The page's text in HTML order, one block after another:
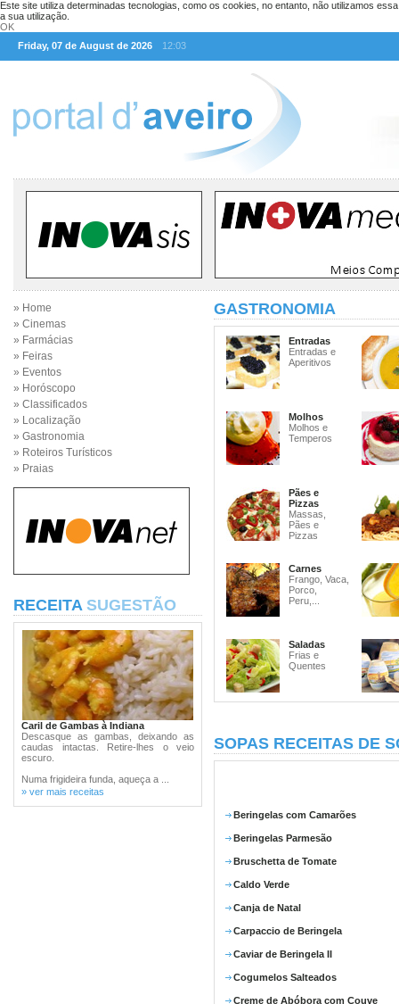
Este site utiliza determinadas tecnologias, como os cookies, no entanto, não utilizamos
a sua utilização.
OK
Friday, 07 de August de 2026
12:03
» Home
» Cinemas
» Farmácias
» Feiras
» Eventos
» Horóscopo
» Classificados
» Localização
» Gastronomia
» Roteiros Turísticos
» Praias
RECEITA SUGESTÃO
Caril de Gambas à Indiana
Descasque as gambas, deixando as
caudas intactas. Retire-lhes o veio
escuro.
Numa frigideira funda, aqueça a ...
» ver mais receitas
GASTRONOMIA
Entradas
Entradas e
Aperitivos
Molhos
Molhos e
Temperos
Pães e
Pizzas
Massas,
Pães e
Pizzas
Carnes
Frango, Vaca,
Porco,
Peru,...
Saladas
Frias e
Quentes
SOPAS RECEITAS DE
Beringelas com Camarões
Beringelas Parmesão
Bruschetta de Tomate
Caldo Verde
Canja de Natal
Carpaccio de Beringela
Caviar de Beringela II
Cogumelos Salteados
Creme de Abóbora com Couve